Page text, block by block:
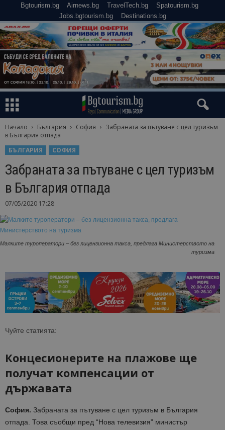
Bgtourism.bg Airnews.bg TravelTech.bg
Spatourism.bg
Jobs.bgtourism.bg
Destinations.bg
Начало България София
Забраната за пътуване с цел туризъм
в България отпада
БЪЛГАРИЯ
СОФИЯ
Забраната за пътуване с цел туризъм
в България отпада
07/05/2020 17:28
Малките туроператори – без лицензионна такса, предлага Министерството на
туризма
Чуйте статията:
Концесионерите на плажове ще
получат компенсации от
държавата
София. Забраната за пътуване с цел туризъм в България
отпада. Това съобщи пред “Нова телевизия” министър